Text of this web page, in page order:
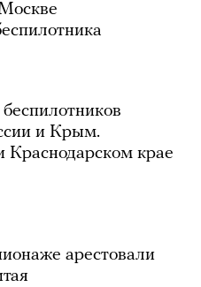
и Крым.
Краснодарском крае
арестовали